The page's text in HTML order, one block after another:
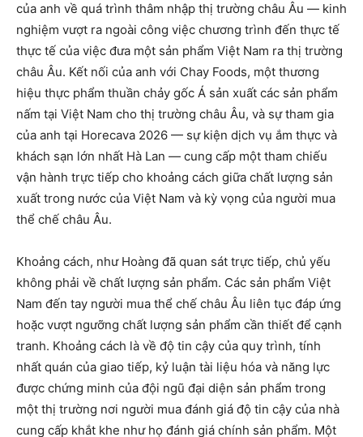
của anh về quá trình thâm nhập thị trường châu Âu — kinh
nghiệm vượt ra ngoài công việc chương trình đến thực tế
thực tế của việc đưa một sản phẩm Việt Nam ra thị trường
châu Âu. Kết nối của anh với Chay Foods, một thương
hiệu thực phẩm thuần chảy gốc Á sản xuất các sản phẩm
nấm tại Việt Nam cho thị trường châu Âu, và sự tham gia
của anh tại Horecava 2026 — sự kiện dịch vụ ắm thực và
khách sạn lớn nhất Hà Lan — cung cấp một tham chiếu
vận hành trực tiếp cho khoảng cách giữa chất lượng sản
xuất trong nước của Việt Nam và kỳ vọng của người mua
thể chế châu Âu.
Khoảng cách, như Hoàng đã quan sát trực tiếp, chủ yếu
không phải về chất lượng sản phẩm. Các sản phẩm Việt
Nam đến tay người mua thể chế châu Âu liên tục đáp ứng
hoặc vượt ngưỡng chất lượng sản phẩm cần thiết để cạnh
tranh. Khoảng cách là về độ tin cậy của quy trình, tính
nhất quán của giao tiếp, kỷ luận tài liệu hóa và năng lực
được chứng minh của đội ngũ đại diện sản phẩm trong
một thị trường nơi người mua đánh giá độ tin cậy của nhà
cung cấp khắt khe như họ đánh giá chính sản phẩm. Một